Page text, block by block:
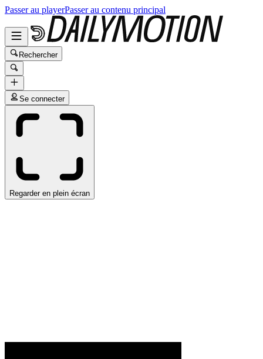
Passer au playerPasser au contenu principal
Rechercher
Se connecter
Regarder en plein écran